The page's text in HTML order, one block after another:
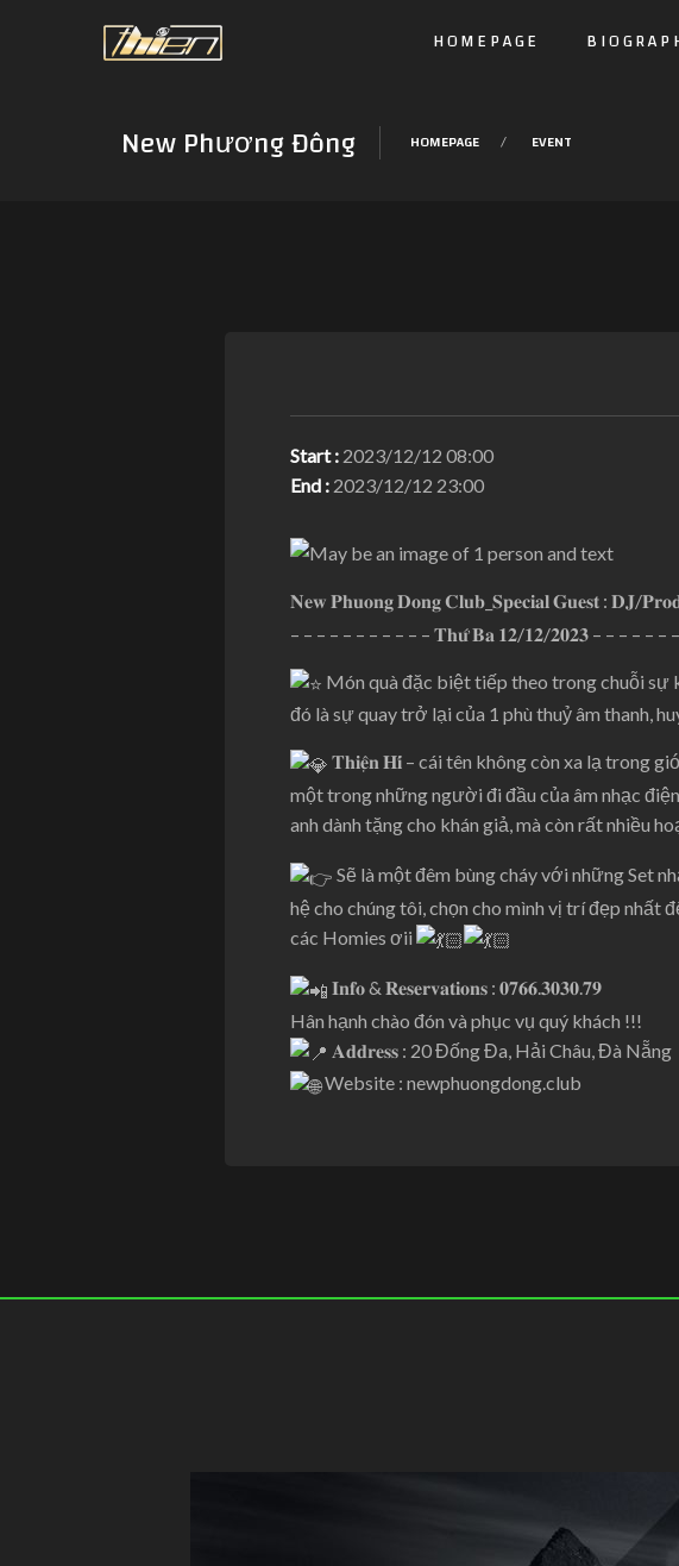
HOMEPAGE
New Phương Đông HOMEPAGE EVENT
Start :2023/12/12 08:00
End :2023/12/12 23:00
𝐍𝐞𝐰 𝐏𝐡𝐮𝐨𝐧𝐠 𝐃𝐨𝐧𝐠 𝐂𝐥𝐮𝐛_𝐒𝐩𝐞𝐜𝐢𝐚𝐥 𝐆𝐮𝐞𝐬𝐭 : 𝐃𝐉/
– – – – – – – – – – – 𝐓𝐡𝐮̛́ 𝐁𝐚 𝟏𝟐/𝟏𝟐/𝟐𝟎𝟐𝟑 – – – – – –
Món quà đặc biệt tiếp theo trong chuỗi sự
đó là sự quay trở lại của 1 phù thuỷ âm thanh,
𝐓𝐡𝐢𝐞̣̂𝐧 𝐇𝐢́ – cái tên không còn xa lạ trong
một trong những người đi đầu của âm nhạc
anh dành tặng cho khán giả, mà còn rất nhiều
Sẽ là một đêm bùng cháy với những Set
hệ cho chúng tôi, chọn cho mình vị trí đẹp
các Homies ơii
𝐈𝐧𝐟𝐨 & 𝐑𝐞𝐬𝐞𝐫𝐯𝐚𝐭𝐢𝐨𝐧𝐬 : 𝟎𝟕𝟔𝟔.𝟑𝟎𝟑𝟎.𝟕𝟗
Hân hạnh chào đón và phục vụ quý khách !!!
𝐀𝐝𝐝𝐫𝐞𝐬𝐬 : 20 Đống Đa, Hải Châu, Đà Nẵng
Website : newphuongdong.club